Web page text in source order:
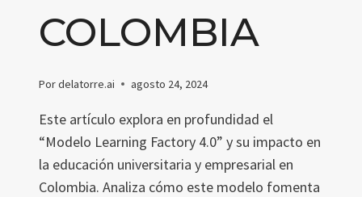
COLOMBIA
Pordelatorre.ai agosto 24, 2024
Este artículo explora en profundidad el
“Modelo Learning Factory 4.0” y su impacto en
la educación universitaria y empresarial en
Colombia. Analiza cómo este modelo fomenta